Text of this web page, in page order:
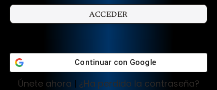
Continuar con Google
Únete ahora | ¿Ha perdido la contraseña?